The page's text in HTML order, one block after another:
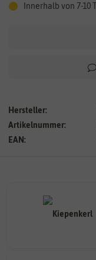
Innerhalb von 7-10
Hersteller:
Artikelnummer:
EAN: